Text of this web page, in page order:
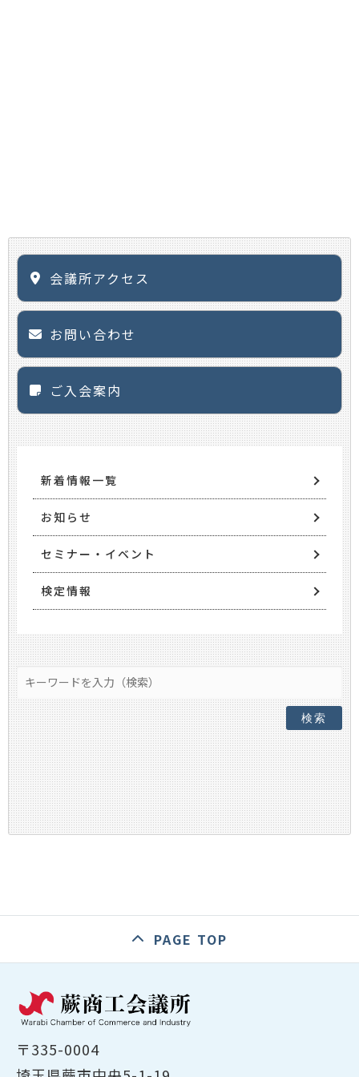
会議所アクセス
お問い合わせ
ご入会案内
新着情報一覧
お知らせ
セミナー・イベント
検定情報
検索
PAGE TOP
〒335-0004